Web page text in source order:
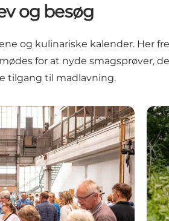
og besøg
og kulinariske kalender. Her
for at nyde smagsprøver,
tilgang til madlavning.
Tag